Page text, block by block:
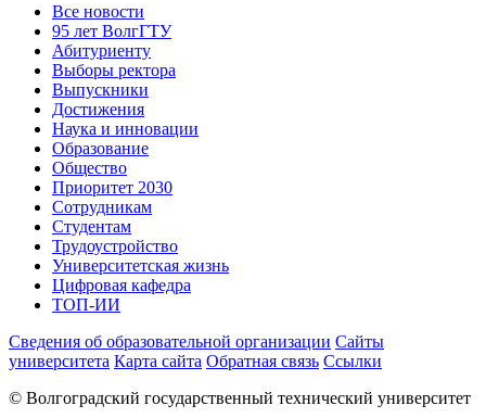
Все новости
95 лет ВолгГТУ
Абитуриенту
Выборы ректора
Выпускники
Достижения
Наука и инновации
Образование
Общество
Приоритет 2030
Сотрудникам
Студентам
Трудоустройство
Университетская жизнь
Цифровая кафедра
ТОП-ИИ
Сведения об образовательной организации Сайты
университета Карта сайта Обратная связь Ссылки
© Волгоградский государственный технический университет